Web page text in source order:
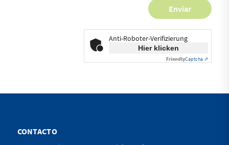
Anti-Roboter-Verifizierung
Hier klicken
FriendlyCaptcha ⇗
CONTACTO